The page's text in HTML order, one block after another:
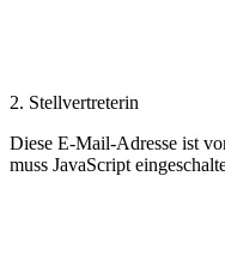
2. Stellvertreterin
Diese E-Mail-Adresse ist
muss JavaScript